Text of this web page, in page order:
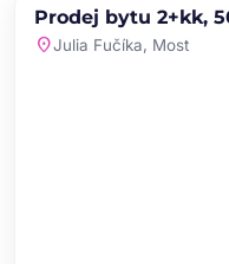
PRODEJ
Prodej bytu 2+kk,
location_onJulia Fučíka, Most